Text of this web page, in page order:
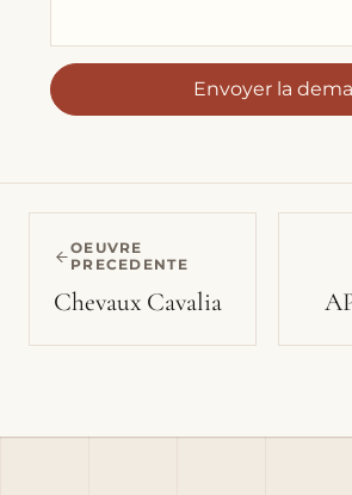
Envoyer la
OEUVRE
PRECEDENTE
Chevaux Cavalia